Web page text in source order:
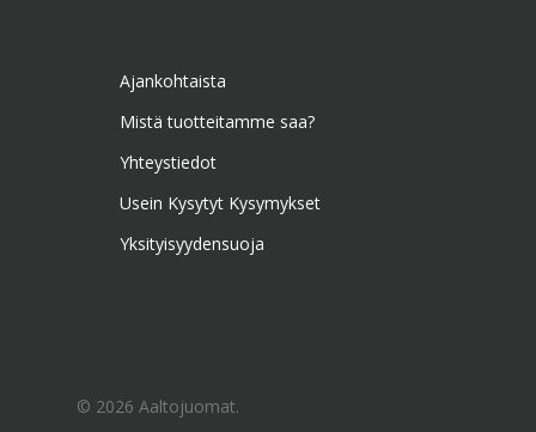
Ajankohtaista
Mistä tuotteitamme saa?
Yhteystiedot
Usein Kysytyt Kysymykset
Yksityisyydensuoja
© 2026 Aaltojuomat.